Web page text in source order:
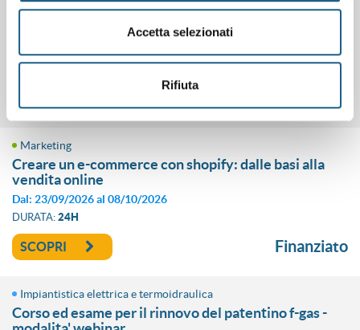
Accetta selezionati
Rifiuta
business english: functional grammar &
pronunciation for high-impact communication
Dal: 22/09/2026 al 22/10/2026
DURATA:
Marketing
creare un e-commerce con shopify: dalle basi alla
vendita online
Dal: 23/09/2026 al 08/10/2026
DURATA: 24H
SCOPRI Finanziato
Impiantistica elettrica e termoidraulica
corso ed esame per il rinnovo del patentino f-gas -